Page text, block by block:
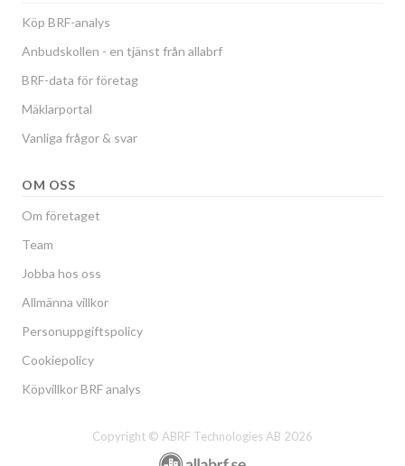
Köp BRF-analys
Anbudskollen - en tjänst från allabrf
BRF-data för företag
Mäklarportal
Vanliga frågor & svar
OM OSS
Om företaget
Team
Jobba hos oss
Allmänna villkor
Personuppgiftspolicy
Cookiepolicy
Köpvillkor BRF analys
Copyright © ABRF Technologies AB 2026